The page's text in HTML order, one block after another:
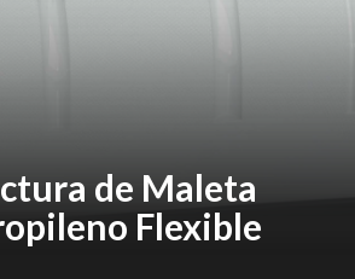
de Maleta
Flexible